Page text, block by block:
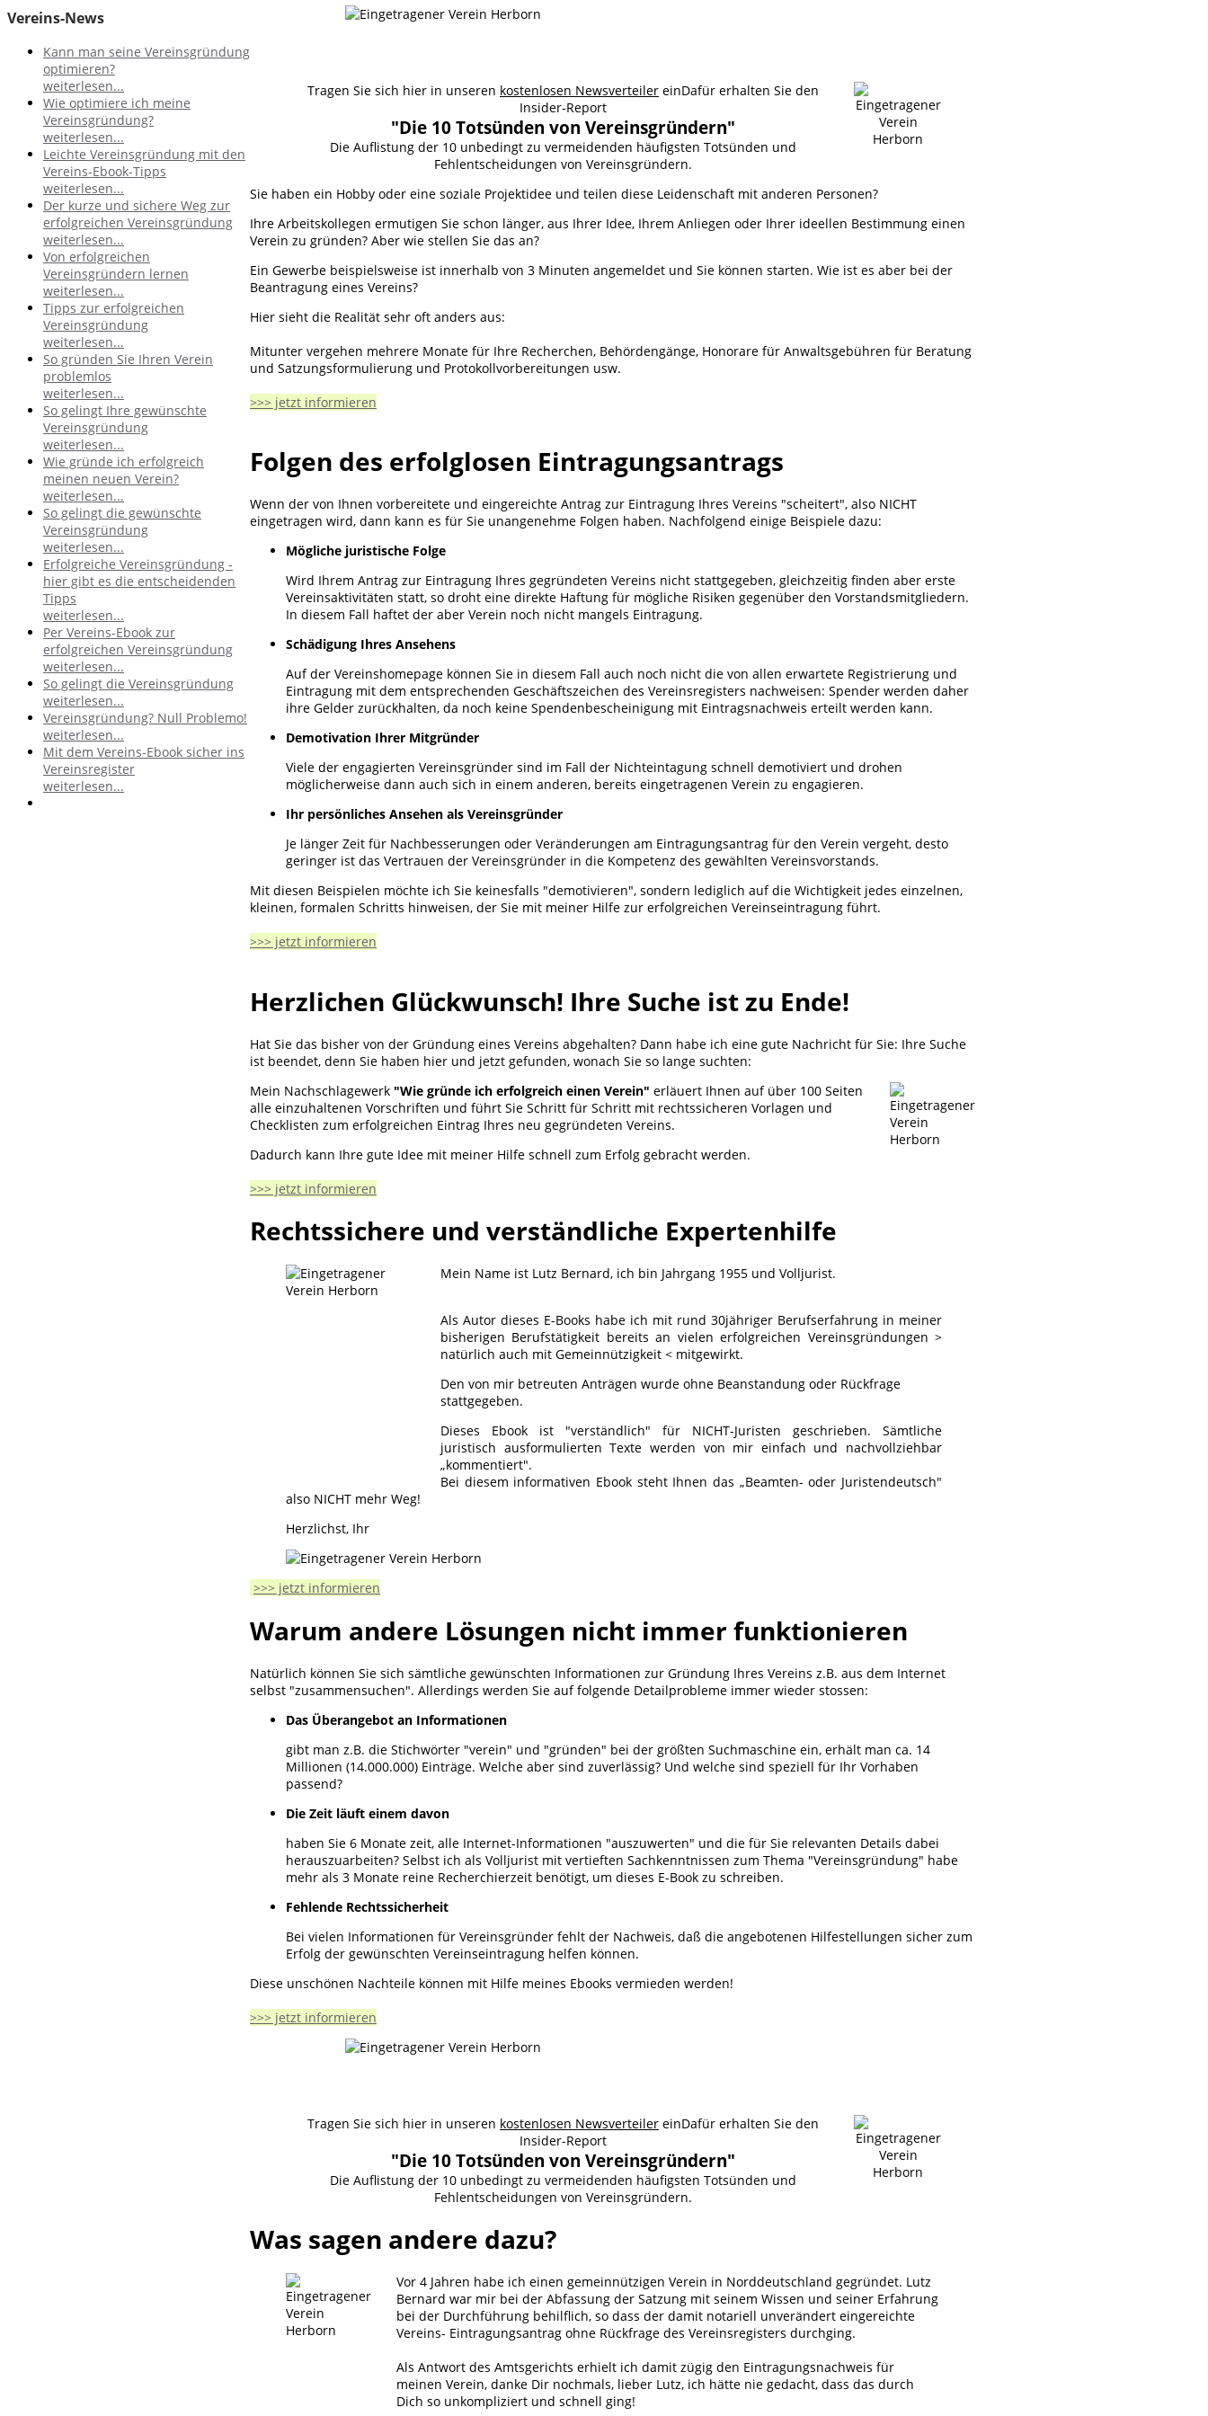
Vereins-News
Kann man seine Vereinsgründung
optimieren?
weiterlesen...
Wie optimiere ich meine
Vereinsgründung?
weiterlesen...
Leichte Vereinsgründung mit den
Vereins-Ebook-Tipps
weiterlesen...
Der kurze und sichere Weg zur
erfolgreichen Vereinsgründung
weiterlesen...
Von erfolgreichen
Vereinsgründern lernen
weiterlesen...
Tipps zur erfolgreichen
Vereinsgründung
weiterlesen...
So gründen Sie Ihren Verein
problemlos
weiterlesen...
So gelingt Ihre gewünschte
Vereinsgründung
weiterlesen...
Wie gründe ich erfolgreich
meinen neuen Verein?
weiterlesen...
So gelingt die gewünschte
Vereinsgründung
weiterlesen...
Erfolgreiche Vereinsgründung -
hier gibt es die entscheidenden
Tipps
weiterlesen...
Per Vereins-Ebook zur
erfolgreichen Vereinsgründung
weiterlesen...
So gelingt die Vereinsgründung
weiterlesen...
Vereinsgründung? Null Problemo!
weiterlesen...
Mit dem Vereins-Ebook sicher ins
Vereinsregister
weiterlesen...
Tragen Sie sich hier in unseren kostenlosen Newsverteiler einDafür erhalten Sie den
Insider-Report
"Die 10 Totsünden von Vereinsgründern"
Die Auflistung der 10 unbedingt zu vermeidenden häufigsten Totsünden und
Fehlentscheidungen von Vereinsgründern.
Sie haben ein Hobby oder eine soziale Projektidee und teilen diese Leidenschaft mit anderen Personen?
Ihre Arbeitskollegen ermutigen Sie schon länger, aus Ihrer Idee, Ihrem Anliegen oder Ihrer ideellen Bestimmung einen
Verein zu gründen? Aber wie stellen Sie das an?
Ein Gewerbe beispielsweise ist innerhalb von 3 Minuten angemeldet und Sie können starten. Wie ist es aber bei der
Beantragung eines Vereins?
Hier sieht die Realität sehr oft anders aus:
Mitunter vergehen mehrere Monate für Ihre Recherchen, Behördengänge, Honorare für Anwaltsgebühren für Beratung
und Satzungsformulierung und Protokollvorbereitungen usw.
>>> jetzt informieren
Folgen des erfolglosen Eintragungsantrags
Wenn der von Ihnen vorbereitete und eingereichte Antrag zur Eintragung Ihres Vereins "scheitert", also NICHT
eingetragen wird, dann kann es für Sie unangenehme Folgen haben. Nachfolgend einige Beispiele dazu:
Mögliche juristische Folge
Wird Ihrem Antrag zur Eintragung Ihres gegründeten Vereins nicht stattgegeben, gleichzeitig finden aber erste
Vereinsaktivitäten statt, so droht eine direkte Haftung für mögliche Risiken gegenüber den Vorstandsmitgliedern.
In diesem Fall haftet der aber Verein noch nicht mangels Eintragung.
Schädigung Ihres Ansehens
Auf der Vereinshomepage können Sie in diesem Fall auch noch nicht die von allen erwartete Registrierung und
Eintragung mit dem entsprechenden Geschäftszeichen des Vereinsregisters nachweisen: Spender werden daher
ihre Gelder zurückhalten, da noch keine Spendenbescheinigung mit Eintragsnachweis erteilt werden kann.
Demotivation Ihrer Mitgründer
Viele der engagierten Vereinsgründer sind im Fall der Nichteintagung schnell demotiviert und drohen
möglicherweise dann auch sich in einem anderen, bereits eingetragenen Verein zu engagieren.
Ihr persönliches Ansehen als Vereinsgründer
Je länger Zeit für Nachbesserungen oder Veränderungen am Eintragungsantrag für den Verein vergeht, desto
geringer ist das Vertrauen der Vereinsgründer in die Kompetenz des gewählten Vereinsvorstands.
Mit diesen Beispielen möchte ich Sie keinesfalls "demotivieren", sondern lediglich auf die Wichtigkeit jedes einzelnen,
kleinen, formalen Schritts hinweisen, der Sie mit meiner Hilfe zur erfolgreichen Vereinseintragung führt.
>>> jetzt informieren
Herzlichen Glückwunsch! Ihre Suche ist zu Ende!
Hat Sie das bisher von der Gründung eines Vereins abgehalten? Dann habe ich eine gute Nachricht für Sie: Ihre Suche
ist beendet, denn Sie haben hier und jetzt gefunden, wonach Sie so lange suchten:
Mein Nachschlagewerk "Wie gründe ich erfolgreich einen Verein" erläuert Ihnen auf über 100 Seiten
alle einzuhaltenen Vorschriften und führt Sie Schritt für Schritt mit rechtssicheren Vorlagen und
Checklisten zum erfolgreichen Eintrag Ihres neu gegründeten Vereins.
Dadurch kann Ihre gute Idee mit meiner Hilfe schnell zum Erfolg gebracht werden.
>>> jetzt informieren
Rechtssichere und verständliche Expertenhilfe
Mein Name ist Lutz Bernard, ich bin Jahrgang 1955 und Volljurist.
Als Autor dieses E-Books habe ich mit rund 30jähriger Berufserfahrung in meiner
bisherigen Berufstätigkeit bereits an vielen erfolgreichen Vereinsgründungen >
natürlich auch mit Gemeinnützigkeit < mitgewirkt.
Den von mir betreuten Anträgen wurde ohne Beanstandung oder Rückfrage
stattgegeben.
Dieses Ebook ist "verständlich" für NICHT-Juristen geschrieben. Sämtliche
juristisch ausformulierten Texte werden von mir einfach und nachvollziehbar
„kommentiert".
Bei diesem informativen Ebook steht Ihnen das „Beamten- oder Juristendeutsch"
also NICHT mehr Weg!
Herzlichst, Ihr
>>> jetzt informieren
Warum andere Lösungen nicht immer funktionieren
Natürlich können Sie sich sämtliche gewünschten Informationen zur Gründung Ihres Vereins z.B. aus dem Internet
selbst "zusammensuchen". Allerdings werden Sie auf folgende Detailprobleme immer wieder stossen:
Das Überangebot an Informationen
gibt man z.B. die Stichwörter "verein" und "gründen" bei der größten Suchmaschine ein, erhält man ca. 14
Millionen (14.000.000) Einträge. Welche aber sind zuverlässig? Und welche sind speziell für Ihr Vorhaben
passend?
Die Zeit läuft einem davon
haben Sie 6 Monate zeit, alle Internet-Informationen "auszuwerten" und die für Sie relevanten Details dabei
herauszuarbeiten? Selbst ich als Volljurist mit vertieften Sachkenntnissen zum Thema "Vereinsgründung" habe
mehr als 3 Monate reine Recherchierzeit benötigt, um dieses E-Book zu schreiben.
Fehlende Rechtssicherheit
Bei vielen Informationen für Vereinsgründer fehlt der Nachweis, daß die angebotenen Hilfestellungen sicher zum
Erfolg der gewünschten Vereinseintragung helfen können.
Diese unschönen Nachteile können mit Hilfe meines Ebooks vermieden werden!
>>> jetzt informieren
Tragen Sie sich hier in unseren kostenlosen Newsverteiler einDafür erhalten Sie den
Insider-Report
"Die 10 Totsünden von Vereinsgründern"
Die Auflistung der 10 unbedingt zu vermeidenden häufigsten Totsünden und
Fehlentscheidungen von Vereinsgründern.
Was sagen andere dazu?
Vor 4 Jahren habe ich einen gemeinnützigen Verein in Norddeutschland gegründet. Lutz
Bernard war mir bei der Abfassung der Satzung mit seinem Wissen und seiner Erfahrung
bei der Durchführung behilflich, so dass der damit notariell unverändert eingereichte
Vereins- Eintragungsantrag ohne Rückfrage des Vereinsregisters durchging.
Als Antwort des Amtsgerichts erhielt ich damit zügig den Eintragungsnachweis für
meinen Verein, danke Dir nochmals, lieber Lutz, ich hätte nie gedacht, dass das durch
Dich so unkompliziert und schnell ging!